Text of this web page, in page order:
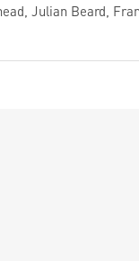
Julian Beard,